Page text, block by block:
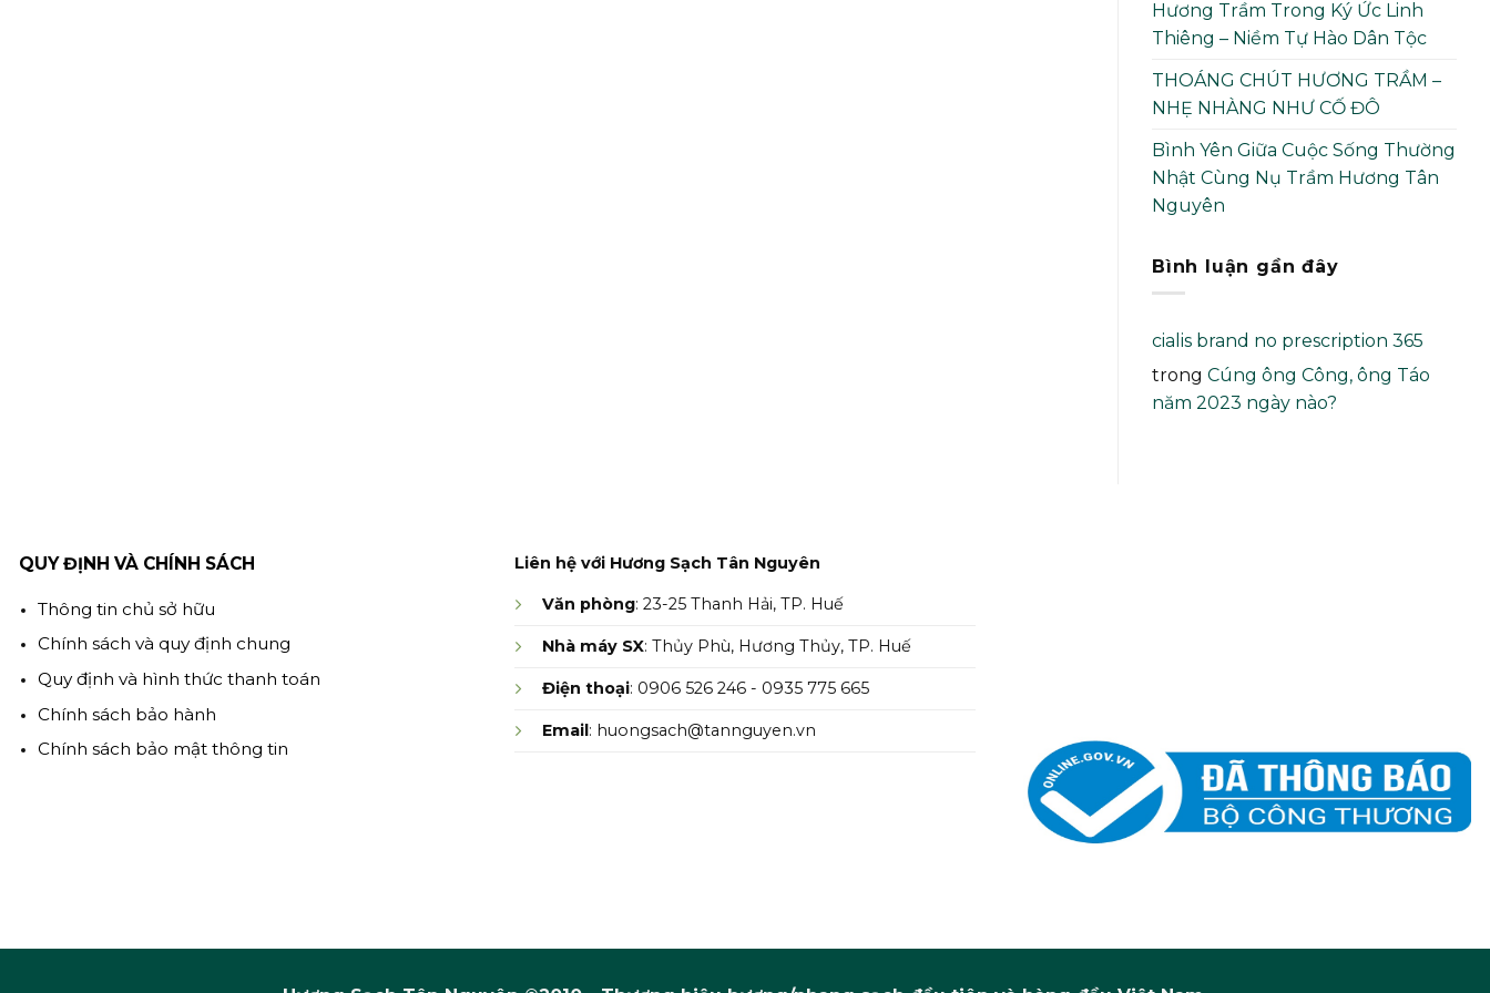
Hương Trầm Trong Ký Ức Linh
Thiêng – Niềm Tự Hào Dân Tộc
THOÁNG CHÚT HƯƠNG TRẦM –
NHẸ NHÀNG NHƯ CỐ ĐÔ
Bình Yên Giữa Cuộc Sống Thường
Nhật Cùng Nụ Trầm Hương Tân
Nguyên
Bình luận gần đây
cialis brand no prescription 365
trong Cúng ông Công, ông Táo
năm 2023 ngày nào?
QUY ĐỊNH VÀ CHÍNH SÁCH
Thông tin chủ sở hữu
Chính sách và quy định chung
Quy định và hình thức thanh toán
Chính sách bảo hành
Chính sách bảo mật thông tin
Liên hệ với Hương Sạch Tân Nguyên
Văn phòng: 23-25 Thanh Hải, TP. Huế
Nhà máy SX: Thủy Phù, Hương Thủy, TP. Huế
Điện thoại: 0906 526 246 - 0935 775 665
Email: huongsach@tannguyen.vn